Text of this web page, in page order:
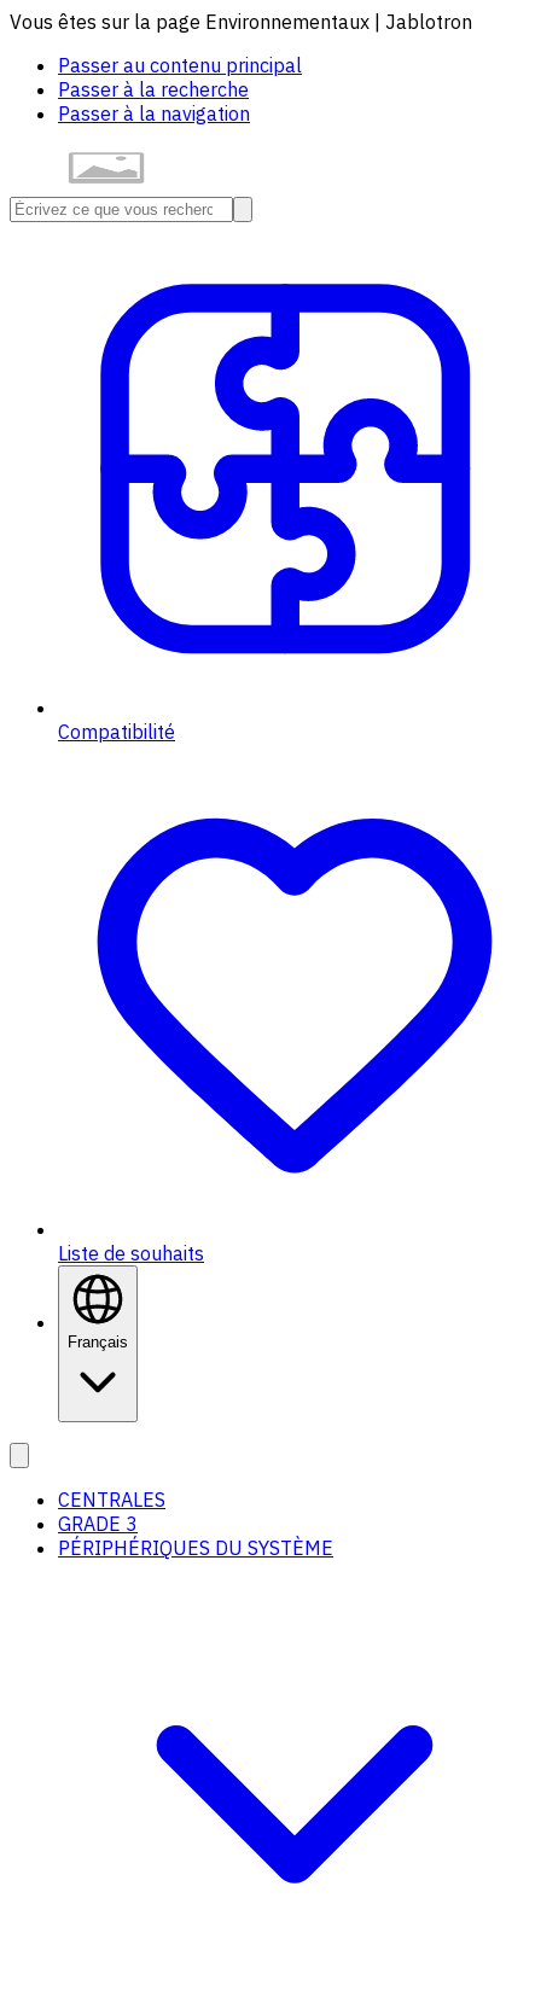
Vous êtes sur la page Environnementaux | Jablotron
Passer au contenu principal
Passer à la recherche
Passer à la navigation
Compatibilité
Liste de souhaits
Français
CENTRALES
GRADE 3
PÉRIPHÉRIQUES DU SYSTÈME